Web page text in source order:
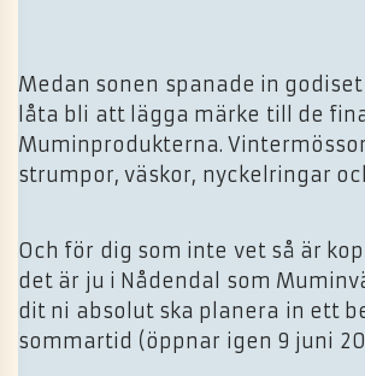
Medan sonen spanade in
låta bli att lägga märke till de
Muminprodukterna.
strumpor, väskor, nyckelringar
Och för dig som inte vet så är
det är ju i Nådendal som
dit ni absolut ska planera in ett
sommartid (öppnar igen 9 juni